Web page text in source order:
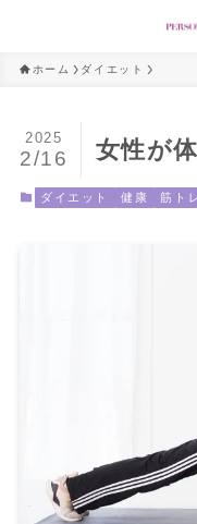
ホーム ダイエット
女性が
2025
2/16
ダイエット 健康 筋ト